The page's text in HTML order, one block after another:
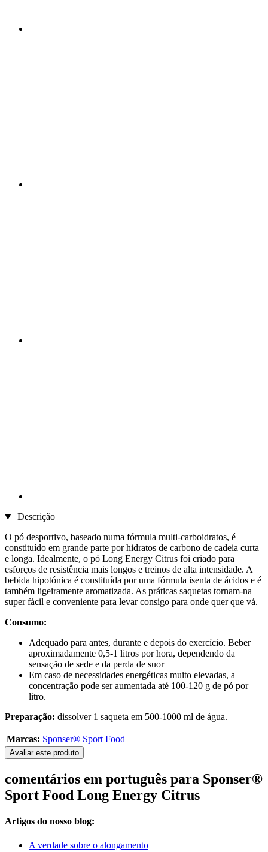
Descrição
O pó desportivo, baseado numa fórmula multi-carboidratos, é
constituído em grande parte por hidratos de carbono de cadeia curta
e longa. Idealmente, o pó Long Energy Citrus foi criado para
esforços de resistência mais longos e treinos de alta intensidade. A
bebida hipotónica é constituída por uma fórmula isenta de ácidos e é
também ligeiramente aromatizada. As práticas saquetas tornam-na
super fácil e conveniente para levar consigo para onde quer que vá.
Consumo:
Adequado para antes, durante e depois do exercício. Beber
aproximadamente 0,5-1 litros por hora, dependendo da
sensação de sede e da perda de suor
Em caso de necessidades energéticas muito elevadas, a
concentração pode ser aumentada até 100-120 g de pó por
litro.
Preparação: dissolver 1 saqueta em 500-1000 ml de água.
Marcas: Sponser® Sport Food
Avaliar este produto
comentários em português para Sponser®
Sport Food Long Energy Citrus
Artigos do nosso blog:
A verdade sobre o alongamento